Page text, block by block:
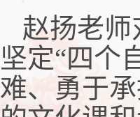
赵扬老
坚定“四个
难、勇于